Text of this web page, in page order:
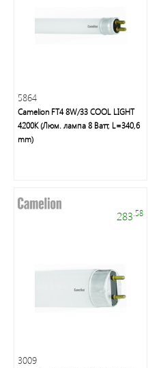
Удлинители
и
питания
5864
Camelion FT4 8W/33 COOL LIGHT
4200K (Люм. лампа 8 Ватт, L=340,6
mm)
283 .58
3009